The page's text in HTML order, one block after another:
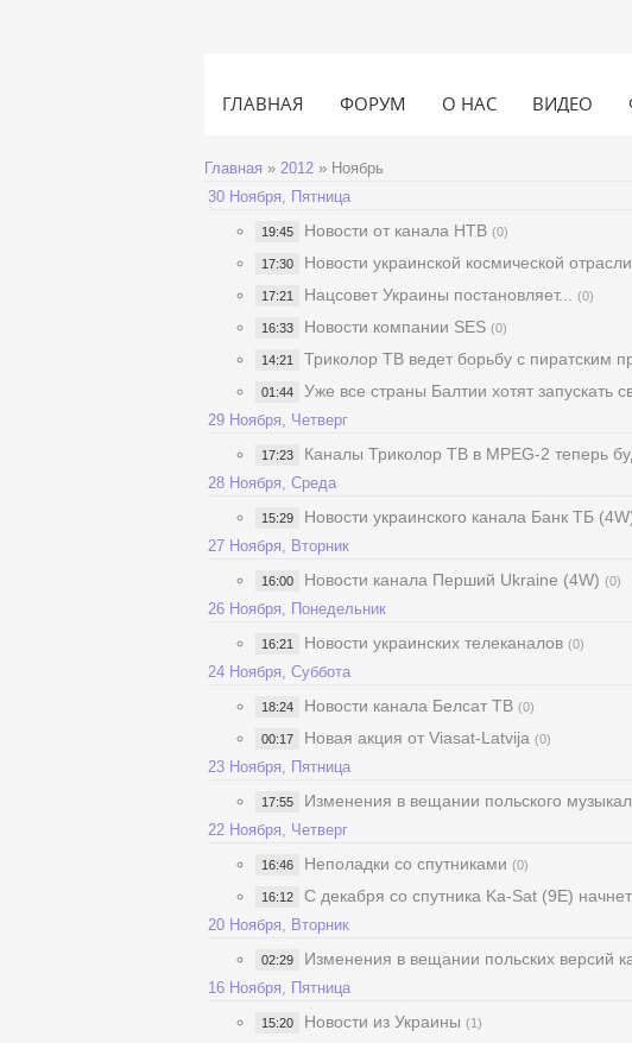
ГЛАВНАЯ ФОРУМ О НАС ВИДЕО
Главная » 2012 » Ноябрь
30 Ноября, Пятница
19:45 Новости от канала НТВ (0)
17:30 Новости украинской космической отрасли
17:21 Нацсовет Украины постановляет... (0)
16:33 Новости компании SES (0)
14:21 Триколор ТВ ведет борьбу с пиратским
01:44 Уже все страны Балтии хотят запускать
29 Ноября, Четверг
17:23 Каналы Триколор ТВ в MPEG-2 теперь
28 Ноября, Среда
15:29 Новости украинского канала Банк ТБ
27 Ноября, Вторник
16:00 Новости канала Перший Ukraine (4W) (0)
26 Ноября, Понедельник
16:21 Новости украинских телеканалов (0)
24 Ноября, Суббота
18:24 Новости канала Белсат ТВ (0)
00:17 Новая акция от Viasat-Latvija (0)
23 Ноября, Пятница
17:55 Изменения в вещании польского
22 Ноября, Четверг
16:46 Неполадки со спутниками (0)
16:12 С декабря со спутника Ka-Sat (9E)
20 Ноября, Вторник
02:29 Изменения в вещании польских версий
16 Ноября, Пятница
15:20 Новости из Украины (1)